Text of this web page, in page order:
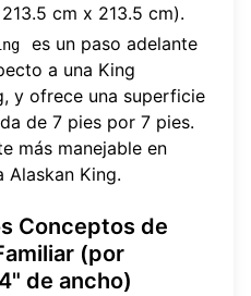
cm x 213.5 cm).
es un paso adelante
a una King
y ofrece una superficie
de 7 pies por 7 pies.
más manejable en
Alaskan King.
Conceptos de
(por
de ancho)